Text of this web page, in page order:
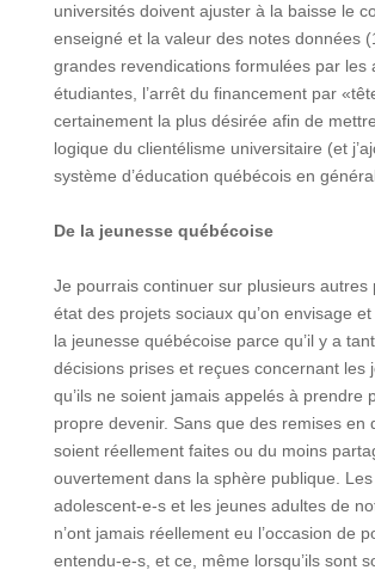
universités doivent ajuster à la baisse le
enseigné et la valeur des notes données
grandes revendications formulées par les
étudiantes, l’arrêt du financement par
certainement la plus désirée afin de
logique du clientélisme universitaire (et
système d’éducation québécois en
De la jeunesse québécoise
Je pourrais continuer sur plusieurs autres
état des projets sociaux qu’on envisage
la jeunesse québécoise parce qu’il y a
décisions prises et reçues concernant les
qu’ils ne soient jamais appelés à prendre
propre devenir. Sans que des remises en
soient réellement faites ou du moins
ouvertement dans la sphère publique.
adolescent-e-s et les jeunes adultes de
n’ont jamais réellement eu l’occasion de
entendu-e-s, et ce, même lorsqu’ils sont